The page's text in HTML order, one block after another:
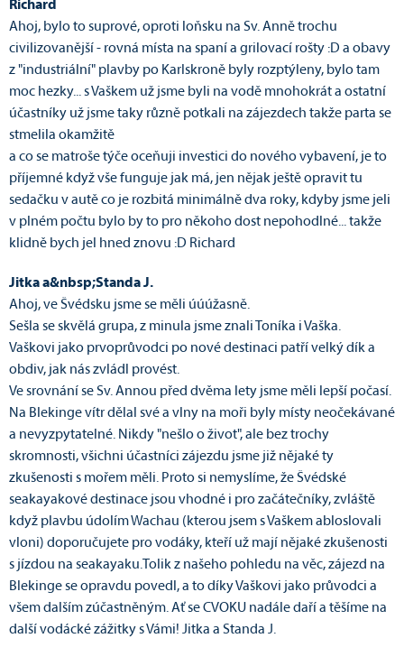
Richard
Ahoj, bylo to suprové, oproti loňsku na Sv. Anně trochu
civilizovanější - rovná místa na spaní a grilovací rošty :D a obavy
z "industriální" plavby po Karlskroně byly rozptýleny, bylo tam
moc hezky... s Vaškem už jsme byli na vodě mnohokrát a ostatní
účastníky už jsme taky různě potkali na zájezdech takže parta se
stmelila okamžitě
a co se matroše týče oceňuji investici do nového vybavení, je to
příjemné když vše funguje jak má, jen nějak ještě opravit tu
sedačku v autě co je rozbitá minimálně dva roky, kdyby jsme jeli
v plném počtu bylo by to pro někoho dost nepohodlné... takže
klidně bych jel hned znovu :D Richard
Jitka a&nbsp;Standa J.
Ahoj, ve Švédsku jsme se měli úúúžasně.
Sešla se skvělá grupa, z minula jsme znali Toníka i Vaška.
Vaškovi jako prvoprůvodci po nové destinaci patří velký dík a
obdiv, jak nás zvládl provést.
Ve srovnání se Sv. Annou před dvěma lety jsme měli lepší počasí.
Na Blekinge vítr dělal své a vlny na moři byly místy neočekávané
a nevyzpytatelné. Nikdy "nešlo o život", ale bez trochy
skromnosti, všichni účastníci zájezdu jsme již nějaké ty
zkušenosti s mořem měli. Proto si nemyslíme, že Švédské
seakayakové destinace jsou vhodné i pro začátečníky, zvláště
když plavbu údolím Wachau (kterou jsem s Vaškem abloslovali
vloni) doporučujete pro vodáky, kteří už mají nějaké zkušenosti
s jízdou na seakayaku.Tolik z našeho pohledu na věc, zájezd na
Blekinge se opravdu povedl, a to díky Vaškovi jako průvodci a
všem dalším zúčastněným. Ať se CVOKU nadále daří a těšíme na
další vodácké zážitky s Vámi! Jitka a Standa J.